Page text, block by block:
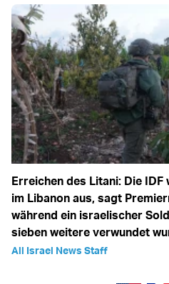
Erreichen des Litani: Die
im Libanon aus, sagt
während ein israelischer
sieben weitere verwundet
All Israel News Staff